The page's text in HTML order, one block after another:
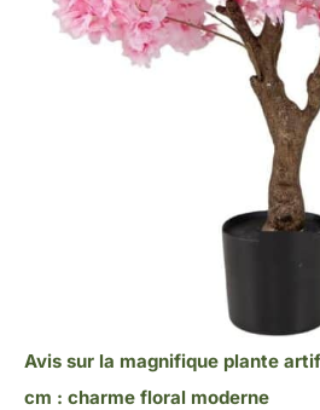
Avis sur la magnifique plante
cm : charme floral moderne